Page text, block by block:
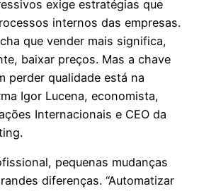
exige estratégias que
internos das empresas.
que vender mais significa,
baixar preços. Mas a chave
perder qualidade está na
Igor Lucena, economista,
Internacionais e CEO da
pequenas mudanças
diferenças. “Automatizar